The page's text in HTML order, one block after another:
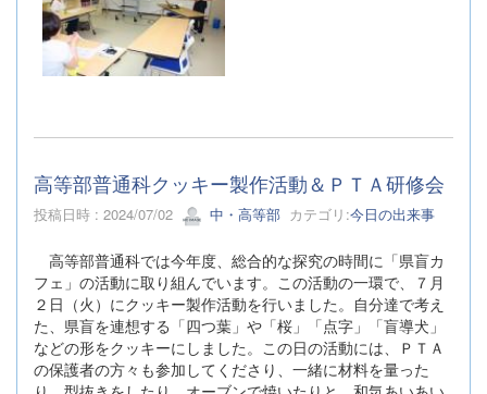
高等部普通科クッキー製作活動＆ＰＴＡ研修会
投稿日時 : 2024/07/02 中・高等部 カテゴリ:今日の出来事
高等部普通科では今年度、総合的な探究の時間に「県盲カ
フェ」の活動に取り組んでいます。この活動の一環で、７月
２日（火）にクッキー製作活動を行いました。自分達で考え
た、県盲を連想する「四つ葉」や「桜」「点字」「盲導犬」
などの形をクッキーにしました。この日の活動には、ＰＴＡ
の保護者の方々も参加してくださり、一緒に材料を量った